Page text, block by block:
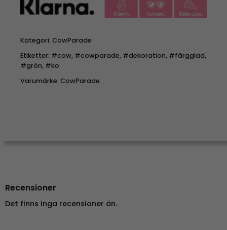
Kategori: CowParade
Etiketter: #cow, #cowparade, #dekoration, #färgglad,
#grön, #ko
Varumärke: CowParade
Recensioner
Det finns inga recensioner än.